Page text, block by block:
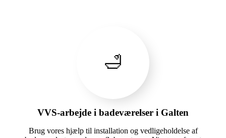
🛁
VVS-arbejde i badeværelser i Galten
Brug vores hjælp til installation og vedligeholdelse af